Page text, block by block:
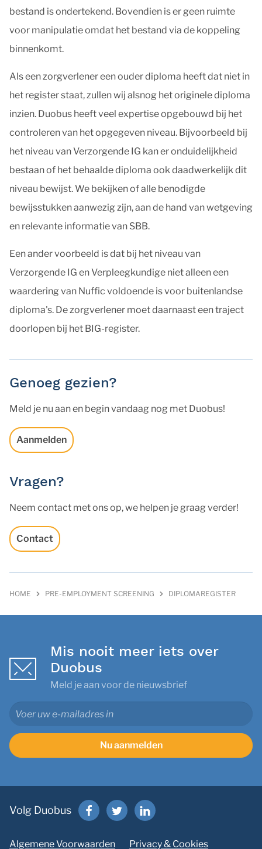
bestand is ondertekend. Bovendien is er geen ruimte
voor manipulatie omdat het bestand via de koppeling
binnenkomt.
Als een zorgverlener een ouder diploma heeft dat niet in
het register staat, zullen wij alsnog het originele diploma
inzien. Duobus heeft veel expertise opgebouwd bij het
controleren van het opgegeven niveau. Bijvoorbeeld bij
het niveau van Verzorgende IG kan er onduidelijkheid
bestaan of het behaalde diploma ook daadwerkelijk dit
niveau bewijst. We bekijken of alle benodigde
bewijsstukken aanwezig zijn, aan de hand van wetgeving
en relevante informatie van SBB.
Een ander voorbeeld is dat bij het niveau van
Verzorgende IG en Verpleegkundige niet alleen een
waardering van Nuffic voldoende is voor buitenlandse
diploma's. De zorgverlener moet daarnaast een traject
doorlopen bij het BIG-register.
Genoeg gezien?
Meld je nu aan en begin vandaag nog met Duobus!
Aanmelden
Vragen?
Neem contact met ons op, we helpen je graag verder!
Contact
HOME PRE-EMPLOYMENT SCREENING DIPLOMAREGISTER
Mis nooit meer iets over
Duobus
Meld je aan voor de nieuwsbrief
Nu aanmelden
Volg Duobus
Algemene Voorwaarden Privacy & Cookies